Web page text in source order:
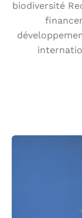
biodiversité